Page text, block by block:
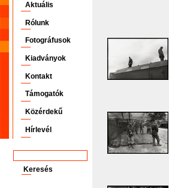
Aktuális
Rólunk
Fotográfusok
Kiadványok
Kontakt
Támogatók
Közérdekű
Hírlevél